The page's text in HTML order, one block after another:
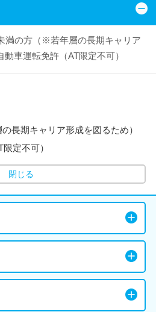
満の方（※若年層の長期キャリア
車運転免許（AT限定不可）
長期キャリア形成を図るため）
定不可）
閉じる